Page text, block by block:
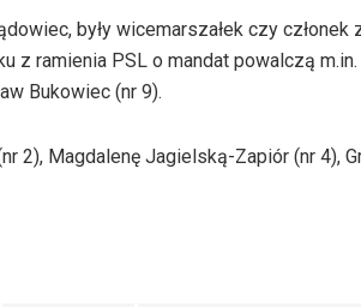
były wicemarszałek czy
ramienia PSL o mandat powalczą
Bukowiec (nr 9).
2), Magdalenę Jagielską-Zapiór (nr 4),